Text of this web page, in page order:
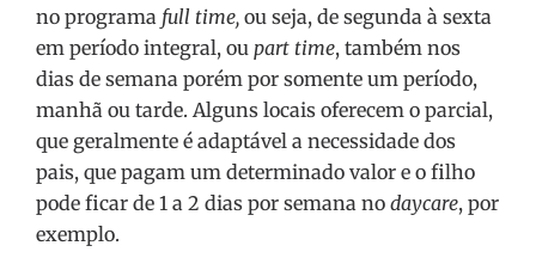
no programa full time, ou seja, de segunda à sexta
em período integral, ou part time, também nos
dias de semana porém por somente um período,
manhã ou tarde. Alguns locais oferecem o parcial,
que geralmente é adaptável a necessidade dos
pais, que pagam um determinado valor e o filho
pode ficar de 1 a 2 dias por semana no daycare, por
exemplo.